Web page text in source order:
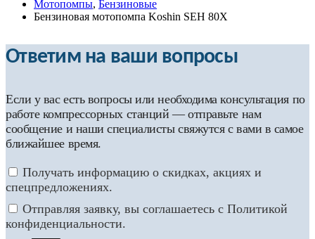
Мотопомпы, Бензиновые
Бензиновая мотопомпа Koshin SEH 80X
Ответим на ваши вопросы
Если у вас есть вопросы или необходима консультация по
работе компрессорных станций — отправьте нам
сообщение и наши специалисты свяжутся с вами в самое
ближайшее время.
Получать информацию о скидках, акциях и
спецпредложениях.
Отправляя заявку, вы соглашаетесь с Политикой
конфиденциальности.